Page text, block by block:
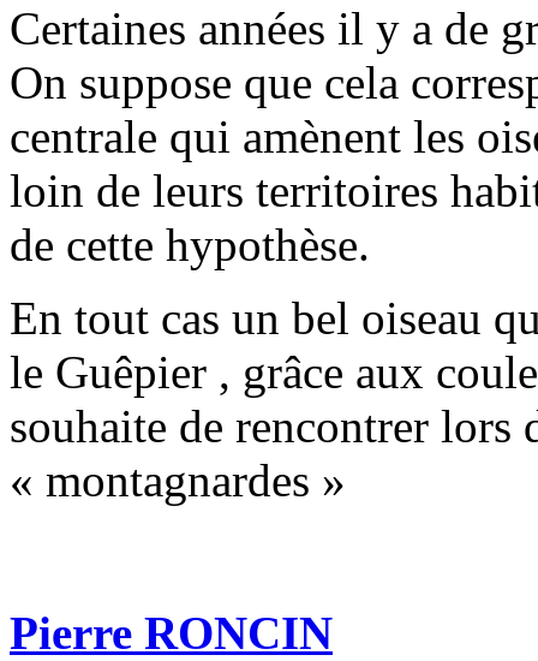
Certaines années il y a de
On suppose que cela
centrale qui amènent les
loin de leurs territoires
de cette hypothèse.
En tout cas un bel oiseau
le Guêpier , grâce aux
souhaite de rencontrer lors
« montagnardes »
Pierre RONCIN